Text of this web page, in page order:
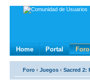
Home Portal Foro
Foro ‹ Juegos ‹ Sacred 2: